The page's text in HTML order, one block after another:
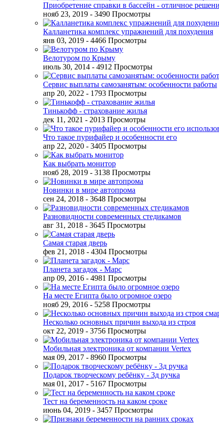
Приобретение справки в бассейн - отличное
нояб 23, 2019 - 3490 Просмотры
Калланетика комплекс упражнений для похудения
янв 03, 2019 - 4466 Просмотры
Велотуром по Крыму
июль 30, 2014 - 4912 Просмотры
Сервис выплаты самозанятым: особенности работы
апр 20, 2022 - 1793 Просмотры
Тинькофф - страхование жилья
дек 11, 2021 - 2013 Просмотры
Что такое пурифайер и особенности его
апр 22, 2020 - 3405 Просмотры
Как выбрать монитор
нояб 28, 2019 - 3138 Просмотры
Новинки в мире автопрома
сен 24, 2018 - 3648 Просмотры
Разновидности современных стедикамов
авг 31, 2018 - 3645 Просмотры
Самая старая дверь
фев 21, 2018 - 4304 Просмотры
Планета загадок - Марс
апр 09, 2016 - 4981 Просмотры
На месте Египта было огромное озеро
нояб 29, 2016 - 5258 Просмотры
Несколько основных причин выхода из строя
окт 22, 2019 - 3756 Просмотры
Мобильная электроника от компании Vertex
мая 09, 2017 - 8960 Просмотры
Подарок творческому ребёнку - 3д ручка
мая 01, 2017 - 5167 Просмотры
Тест на беременность на каком сроке
июнь 04, 2019 - 3457 Просмотры